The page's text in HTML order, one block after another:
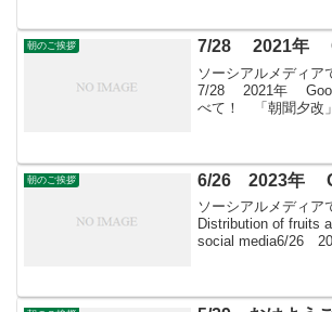
朝のご挨拶 7/28 2021年
ソーシアルメディア
7/28 2021年 Good
べて！ 「朝聞夕改
朝のご挨拶 6/26 2023年
ソーシアルメディア
Distribution of fruits
social media6/26